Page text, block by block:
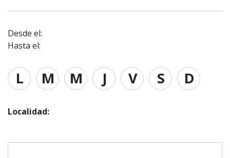
Desde el:
Hasta el:
L M M J V S D
Localidad: